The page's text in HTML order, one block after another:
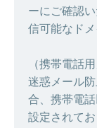
ーにご確認
信可能なド
（携帯電話
迷惑メール
合、携帯電
設定されて